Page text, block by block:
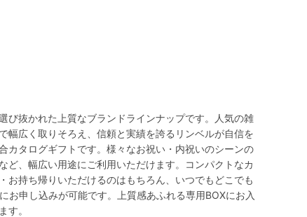
び抜かれた上質なブランドラインナップです。人気の雑
幅広く取りそろえ、信頼と実績を誇るリンベルが自信を
カタログギフトです。様々なお祝い・内祝いのシーンの
ど、幅広い用途にご利用いただけます。コンパクトなカ
お持ち帰りいただけるのはもちろん、いつでもどこでも
お申し込みが可能です。上質感あふれる専用BOXにお入
す。